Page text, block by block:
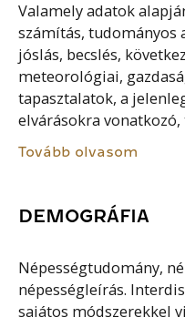
Valamely adatok
számítás, tudományos
jóslás, becslés,
meteorológiai,
tapasztalatok, a
elvárásokra vonatkozó,
Tovább olvasom
DEMOGRÁFIA
Népességtudomány,
népességleírás.
sajátos módszerekkel